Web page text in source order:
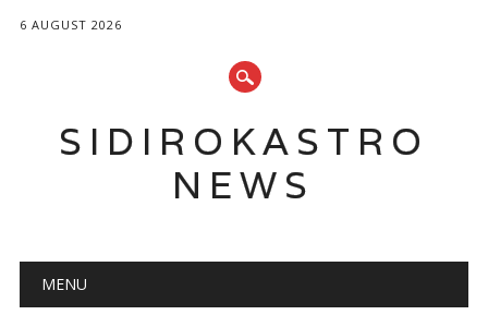
6 AUGUST 2026
SIDIROKASTRO
NEWS
Main menu
MENU